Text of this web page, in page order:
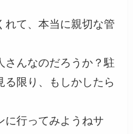
れて、本当に親切な管
さんなのだろうか？駐
る限り、もしかしたら
に行ってみようねサ